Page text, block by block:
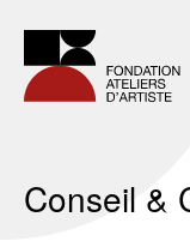
Conseil &